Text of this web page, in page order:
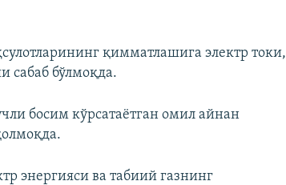
қимматлашига электр токи,
сабаб бўлмоқда.
босим кўрсатаётган омил айнан
энергияси ва табиий газнинг